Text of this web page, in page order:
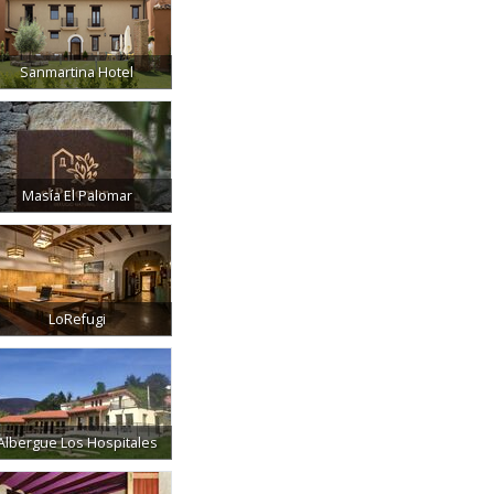
Sanmartina Hotel
Masía El Palomar
LoRefugi
Los Hospitales